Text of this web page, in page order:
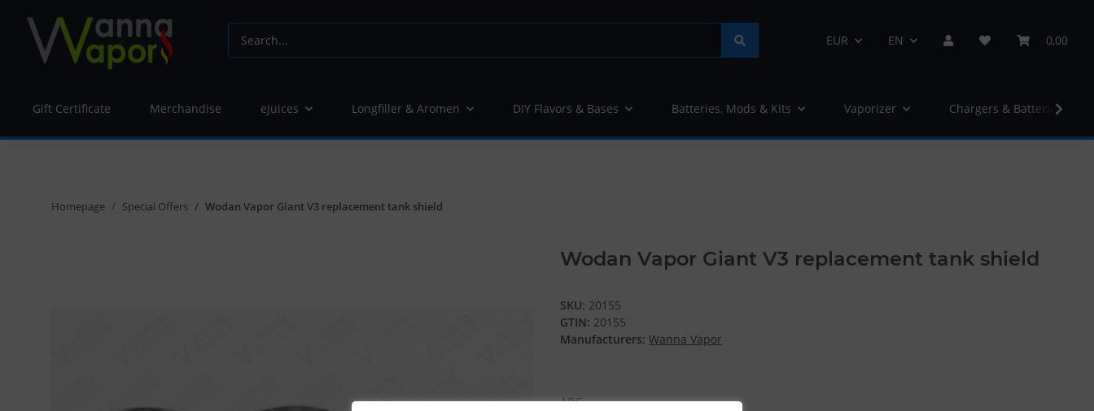
EUR EN 0,00
Gift Certificate Merchandise eJuices Longfiller & Aromen DIY Flavors & Bases Batteries, Mods & Kits Vaporizer Chargers & Batteries
Homepage Special Offers Wodan Vapor Giant V3 replacement tank shield
Wodan Vapor Giant V3 replacement tank shield
SKU: 20155
GTIN: 20155
Manufacturers: Wanna Vapor
ABC